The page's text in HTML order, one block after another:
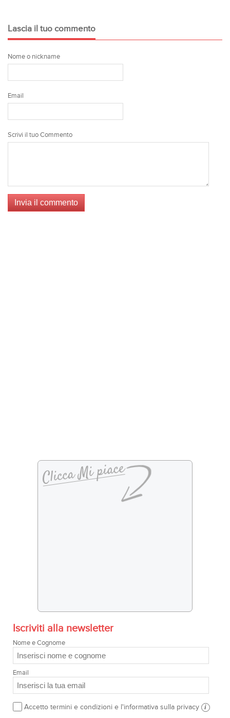
Lascia il tuo commento
Nome o nickname
Email
Scrivi il tuo Commento
Invia il commento
Iscriviti alla newsletter
Nome e Cognome
Email
Accetto termini e condizioni e l'informativa sulla privacy i